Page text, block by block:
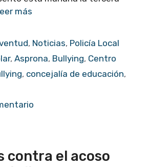
más
, Noticias, Policía Local
,Asprona, Bullying, Centro
, concejalía de educación,
contra el acoso